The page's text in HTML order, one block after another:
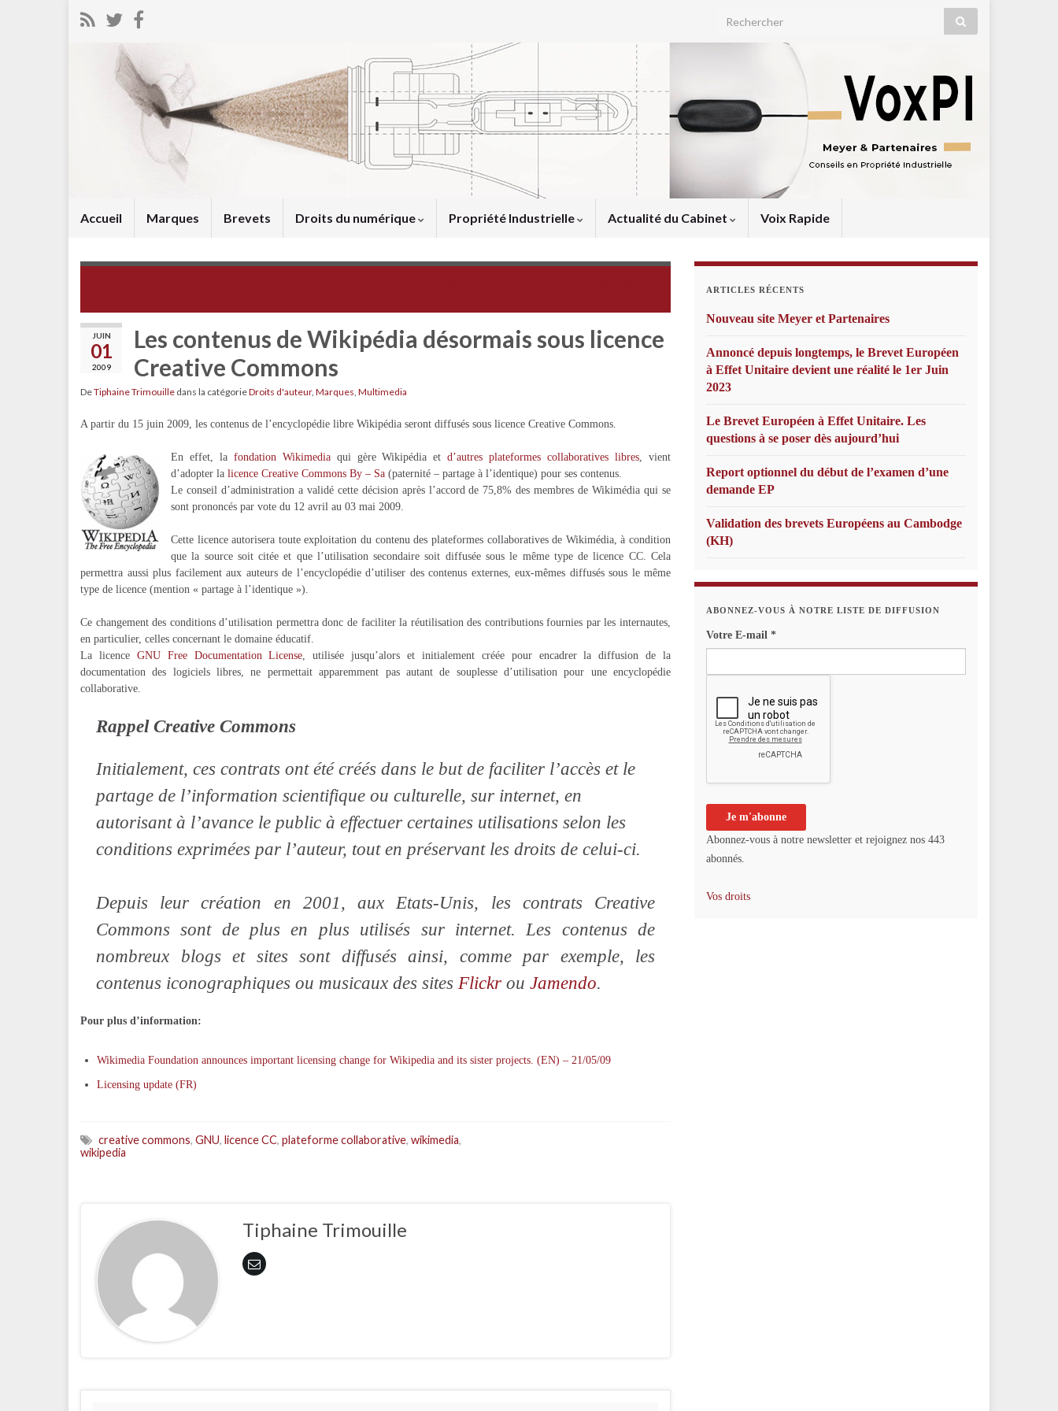
Search for:
Accueil Marques Brevets Droits du numérique Propriété Industrielle Actualité du Cabinet Voix Rapide
JUIN
01
2009
Les contenus de Wikipédia désormais sous licence
Creative Commons
DeTiphaine Trimouille dans la catégorieDroits d'auteur, Marques, Multimedia
A partir du 15 juin 2009, les contenus de l’encyclopédie libre Wikipédia seront diffusés sous licence Creative Commons.
En effet, la fondation Wikimediaqui gère Wikipédia etd’autres plateformes collaboratives libres, vient
d’adopter la licence Creative Commons By – Sa (paternité – partage à l’identique) pour ses contenus.
Le conseil d’administration a validé cette décision après l’accord de 75,8% des membres de Wikimédia qui se
sont prononcés par vote du 12 avril au 03 mai 2009.
Cette licence autorisera toute exploitation du contenu des plateformes collaboratives de Wikimédia, à condition
que la source soit citée et que l’utilisation secondaire soit diffusée sous le même type de licence CC. Cela
permettra aussi plus facilement aux auteurs de l’encyclopédie d’utiliser des contenus externes, eux-mêmes diffusés sous le même
type de licence (mention « partage à l’identique »).
Ce changement des conditions d’utilisation permettra donc de faciliter la réutilisation des contributions fournies par les internautes,
en particulier, celles concernant le domaine éducatif.
La licence GNU Free Documentation License, utilisée jusqu’alors et initialement créée pour encadrer la diffusion de la
documentation des logiciels libres, ne permettait apparemment pas autant de souplesse d’utilisation pour une encyclopédie
collaborative.
Rappel Creative Commons
Initialement, ces contrats ont été créés dans le but de faciliter l’accès et le
partage de l’information scientifique ou culturelle, sur internet, en
autorisant à l’avance le public à effectuer certaines utilisations selon les
conditions exprimées par l’auteur, tout en préservant les droits de celui-ci.
Depuis leur création en 2001, aux Etats-Unis, les contrats Creative
Commons sont de plus en plus utilisés sur internet. Les contenus de
nombreux blogs et sites sont diffusés ainsi, comme par exemple, les
contenus iconographiques ou musicaux des sites Flickr ou Jamendo.
Pour plus d’information:
Wikimedia Foundation announces important licensing change for Wikipedia and its sister projects. (EN) – 21/05/09
Licensing update (FR)
creative commons, GNU, licence CC, plateforme collaborative, wikimedia,
wikipedia
Tiphaine Trimouille
ARTICLES RÉCENTS
Nouveau site Meyer et Partenaires
Annoncé depuis longtemps, le Brevet Européen
à Effet Unitaire devient une réalité le 1er Juin
2023
Le Brevet Européen à Effet Unitaire. Les
questions à se poser dès aujourd’hui
Report optionnel du début de l’examen d’une
demande EP
Validation des brevets Européens au Cambodge
(KH)
ABONNEZ-VOUS À NOTRE LISTE DE DIFFUSION
Votre E-mail *
Abonnez-vous à notre newsletter et rejoignez nos 443
abonnés.
Vos droits